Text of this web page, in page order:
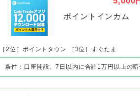
CoinTrade（コイントレード）
5,000円
ポイントインカム